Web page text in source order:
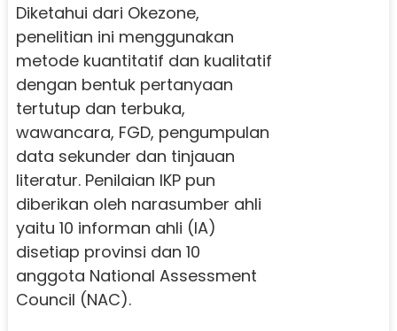
Diketahui dari Okezone,
penelitian ini menggunakan
metode kuantitatif dan kualitatif
dengan bentuk pertanyaan
tertutup dan terbuka,
wawancara, FGD, pengumpulan
data sekunder dan tinjauan
literatur. Penilaian IKP pun
diberikan oleh narasumber ahli
yaitu 10 informan ahli (IA)
disetiap provinsi dan 10
anggota National Assessment
Council (NAC).